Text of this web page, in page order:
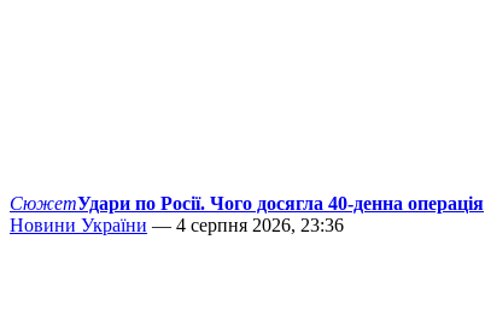
СюжетУдари по Росії. Чого досягла 40-денна операція
Новини України — 4 серпня 2026, 23:36